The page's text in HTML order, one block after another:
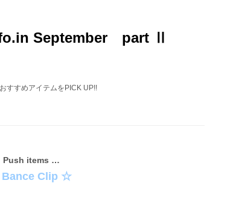
September part Ⅱ
すすめアイテムをPICK UP!!
Push items …
Clip ☆